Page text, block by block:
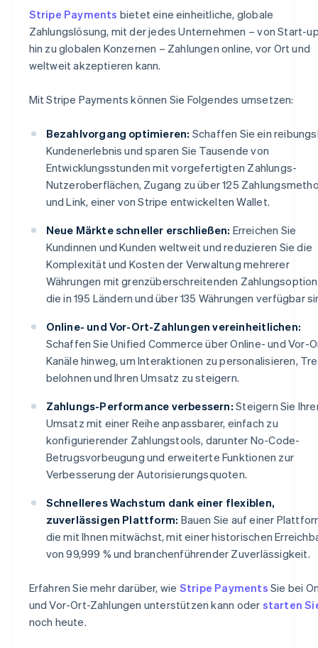
Stripe Payments bietet eine einheitliche, globale
Zahlungslösung, mit der jedes Unternehmen – von Start-
hin zu globalen Konzernen – Zahlungen online, vor Ort und
weltweit akzeptieren kann.
Mit Stripe Payments können Sie Folgendes umsetzen:
Bezahlvorgang optimieren: Schaffen Sie ein
Kundenerlebnis und sparen Sie Tausende von
Entwicklungsstunden mit vorgefertigten Zahlungs-
Nutzeroberflächen, Zugang zu über 125
und Link, einer von Stripe entwickelten Wallet.
Neue Märkte schneller erschließen: Erreichen Sie
Kundinnen und Kunden weltweit und reduzieren Sie die
Komplexität und Kosten der Verwaltung mehrerer
Währungen mit grenzüberschreitenden
die in 195 Ländern und über 135 Währungen verfügbar
Online- und Vor-Ort-Zahlungen vereinheitlichen:
Schaffen Sie Unified Commerce über Online- und Vor-
Kanäle hinweg, um Interaktionen zu personalisieren,
belohnen und Ihren Umsatz zu steigern.
Zahlungs-Performance verbessern: Steigern Sie
Umsatz mit einer Reihe anpassbarer, einfach zu
konfigurierender Zahlungstools, darunter No-Code-
Betrugsvorbeugung und erweiterte Funktionen zur
Verbesserung der Autorisierungsquoten.
Schnelleres Wachstum dank einer flexiblen,
zuverlässigen Plattform: Bauen Sie auf einer
die mit Ihnen mitwächst, mit einer historischen
von 99,999 % und branchenführender Zuverlässigkeit.
Erfahren Sie mehr darüber, wie Stripe Payments Sie bei
und Vor-Ort-Zahlungen unterstützen kann oder starten
noch heute.